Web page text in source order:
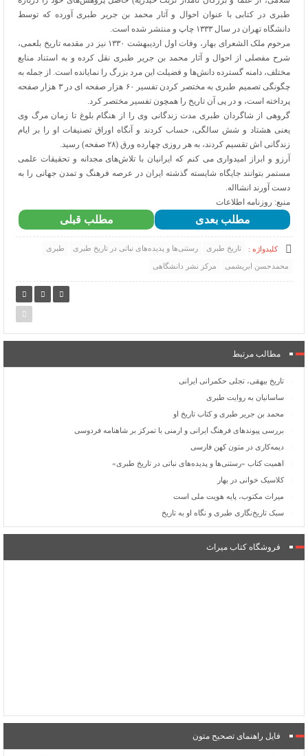
طبری در کتابی با عنوان احوال و آثار محمد بن جریر طبری آورده که توسط
دانشگاه تهران در سال ۱۳۳۳ چاپ و منتشر شده است.
مرحوم ملک الشعرای بهار، وفات اول اردیبهشت ۱۳۳۰ نیز در مقدمه تاریخ بلعمی،
شرح مفصلی از احوال و آثار محمد بن جریر طبری نقل کرده و به استناد منابع
مختلف، دامنه گسترده دانش‌ها و فضیلت این مرد بزرگ را نمایانده است. از جمله به
چگونگی تصمیم طبری به مختصر کردن تفسیر ۶۰ هزار صفحه ای در ۳ هزار صفحه
پرداخته است، و در پی آن تاریخ را همچون تفسیر مختصر کرد.
گروهی از شاگردان طبری مدت زندگانی وی را از هنگام بلوغ تا زمان مرگ وی
یعنی هشتاد و شش سالگی، حساب کردند و آنگاه اوراق تصنیفات او را بر ایام
زندگانی اش تقسیم کردند، به هر روزی چهارده ورق (۲۸ صفحه) رسید.
آرزو و ابراز امیدواری می کنم که ایرانیان با تلاش‌های مجدانه و تحقیقات علمی
مستمر بتوانند جایگاه شایسته گذشته ایران در عرصه فرهنگ و تمدن جهانی را به
دست آورند انشااله.
منبع: روزنامه اطلاعات
مطلب قبلی مطلب بعدی
کلیدواژه : تاریخ طبری رستنی‌ها و پدیده‌های نباتی در تاریخ طبری طبری
محمدحسن ابریشمی مرکز نشر دانشگاهی
مطالب مرتبط
تاریخ بیهقی، تجلی حکمرانی ایرانی
ساسانیان به روایت طبری
محمد بن جریر طبری و کتاب تاریخ او
بررسی پیوندهای فرهنگ ایرانی و ارمنی با تمرکز بر شاهنامه فردوسی
دیمه‌کاری در متون کهن فارسی
اهمیت کتاب «رستنی‌ها و پدیده‌های نباتی در تاریخ طبری»
کلاسیک خوانی در بهار
میراث مکتوب، پایه هویت ملی است
سبک تاریخ‌نگاری طبری و نگاه او به تاریخ
فروشگاه کتاب میراث
فایل راهنمای تصحیح متون